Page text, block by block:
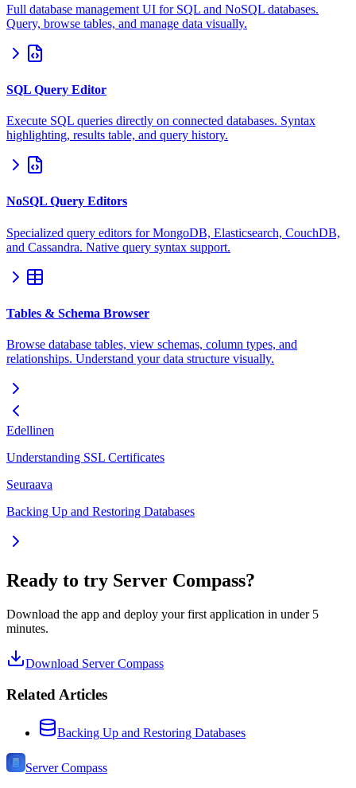
Full database management UI for SQL and NoSQL databases.
Query, browse tables, and manage data visually.
SQL Query Editor
Execute SQL queries directly on connected databases. Syntax
highlighting, results table, and query history.
NoSQL Query Editors
Specialized query editors for MongoDB, Elasticsearch, CouchDB,
and Cassandra. Native query syntax support.
Tables & Schema Browser
Browse database tables, view schemas, column types, and
relationships. Understand your data structure visually.
Edellinen
Understanding SSL Certificates
Seuraava
Backing Up and Restoring Databases
Ready to try Server Compass?
Download the app and deploy your first application in under 5
minutes.
Download Server Compass
Related Articles
Backing Up and Restoring Databases
Server Compass